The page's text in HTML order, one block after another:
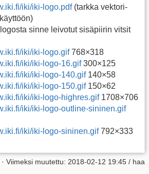
iki/iki-logo.pdf(tarkka vektori-
sinne leivotut sisäpiirin vitsit
iki/iki-logo.gif768×318
iki/iki-logo-16.gif300×125
iki/iki-logo-140.gif140×58
iki/iki-logo-150.gif150×62
iki/iki-logo-highres.gif1708×706
iki/iki-logo-outline-sininen.gif
iki/iki-logo-sininen.gif792×333
· Viimeksi muutettu: 2018-02-12 19:45 / haa